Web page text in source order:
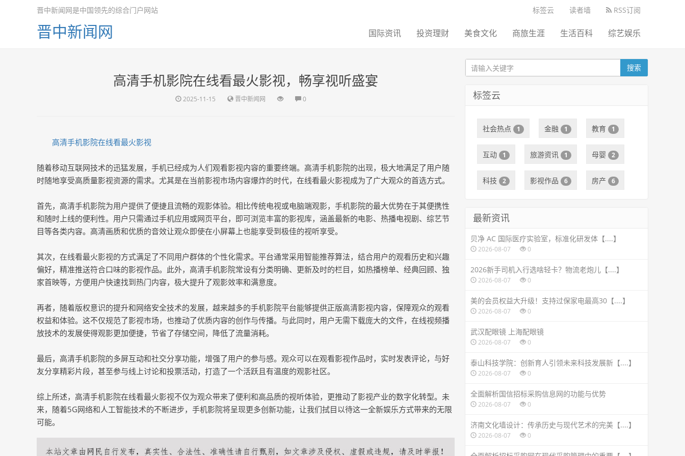
标签云 读者墙 RSS订阅
晋中新闻网是中国领先的综合门户网站
晋中新闻网 国际资讯 投资理财 美食文化 商旅生涯 生活百科 综艺娱乐
高清手机影院在线看最火影视，畅享视听盛宴
2025-11-15 晋中新闻网 0
高清手机影院在线看最火影视
随着移动互联网技术的迅猛发展，手机已经成为人们观看影视内容的重要终端。高清手机影院的出现，极大地满足了用户随
时随地享受高质量影视资源的需求。尤其是在当前影视市场内容爆炸的时代，在线看最火影视成为了广大观众的首选方式。
首先，高清手机影院为用户提供了便捷且流畅的观影体验。相比传统电视或电脑端观影，手机影院的最大优势在于其便携性
和随时上线的便利性。用户只需通过手机应用或网页平台，即可浏览丰富的影视库，涵盖最新的电影、热播电视剧、综艺节
目等各类内容。高清画质和优质的音效让观众即使在小屏幕上也能享受到极佳的视听享受。
其次，在线看最火影视的方式满足了不同用户群体的个性化需求。平台通常采用智能推荐算法，结合用户的观看历史和兴趣
偏好，精准推送符合口味的影视作品。此外，高清手机影院常设有分类明确、更新及时的栏目，如热播榜单、经典回顾、独
家首映等，方便用户快速找到热门内容，极大提升了观影效率和满意度。
再者，随着版权意识的提升和网络安全技术的发展，越来越多的手机影院平台能够提供正版高清影视内容，保障观众的观看
权益和体验。这不仅规范了影视市场，也推动了优质内容的创作与传播。与此同时，用户无需下载庞大的文件，在线视频播
放技术的发展使得观影更加便捷，节省了存储空间，降低了流量消耗。
最后，高清手机影院的多屏互动和社交分享功能，增强了用户的参与感。观众可以在观看影视作品时，实时发表评论，与好
友分享精彩片段，甚至参与线上讨论和投票活动，打造了一个活跃且有温度的观影社区。
综上所述，高清手机影院在线看最火影视不仅为观众带来了便利和高品质的视听体验，更推动了影视产业的数字化转型。未
来，随着5G网络和人工智能技术的不断进步，手机影院将呈现更多创新功能，让我们拭目以待这一全新娱乐方式带来的无限
可能。
搜索
标签云
社会热点 1 金融 1 教育 1
互动 1 旅游资讯 1 母婴 2
科技 2 影视作品 6 房产 6
最新资讯
贝净 AC 国际医疗实验室，标准化研发体【....】
2026-08-07 0
2026新手司机入行选啥轻卡？物流老炮儿【....】
2026-08-07 0
美的会员权益大升级！支持过保家电最高30【....】
2026-08-07 0
武汉配眼镜 上海配眼镜
2026-08-07 0
泰山科技学院：创新育人引领未来科技发展新【....】
2026-08-07 0
全面解析国信招标采购信息网的功能与优势
2026-08-07 0
济南文化墙设计：传承历史与现代艺术的完美【....】
2026-08-07 0